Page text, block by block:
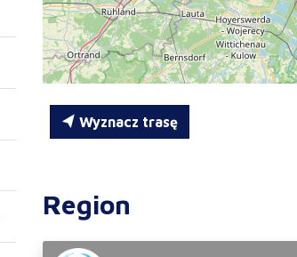
Wyznacz trasę
Region